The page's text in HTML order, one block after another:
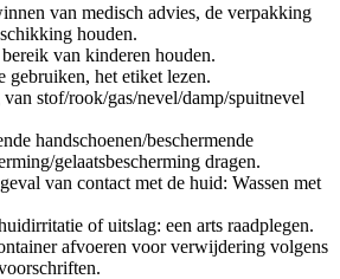
van medisch advies, de verpakking
houden.
van kinderen houden.
gebruiken, het etiket lezen.
stof/rook/gas/nevel/damp/spuitnevel
handschoenen/beschermende
gelaatsbescherming dragen.
van contact met de huid: Wassen met
of uitslag: een arts raadplegen.
afvoeren voor verwijdering volgens